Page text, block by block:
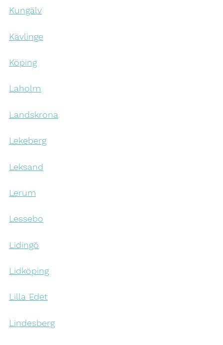
Kungälv
Kävlinge
Köping
Laholm
Landskrona
Lekeberg
Leksand
Lerum
Lessebo
Lidingö
Lidköping
Lilla Edet
Lindesberg